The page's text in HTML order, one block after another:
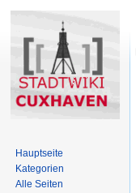
Hauptseite
Kategorien
Alle Seiten